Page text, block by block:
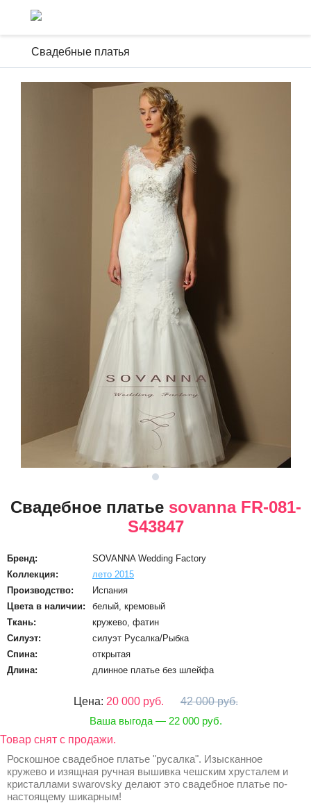
Свадебные платья
Свадебное платье sovanna FR-081-
S43847
Бренд:
SOVANNA Wedding Factory
Коллекция:
лето 2015
Производство:
Испания
Цвета в наличии:
белый, кремовый
Ткань:
кружево, фатин
Силуэт:
силуэт Русалка/Рыбка
Спина:
открытая
Длина:
длинное платье без шлейфа
Цена: 20 000 руб.
42 000 руб.
Ваша выгода — 22 000 руб.
Товар снят с продажи.
Роскошное свадебное платье "русалка". Изысканное
кружево и изящная ручная вышивка чешским хрусталем и
кристаллами swarovsky делают это свадебное платье по-
настоящему шикарным!